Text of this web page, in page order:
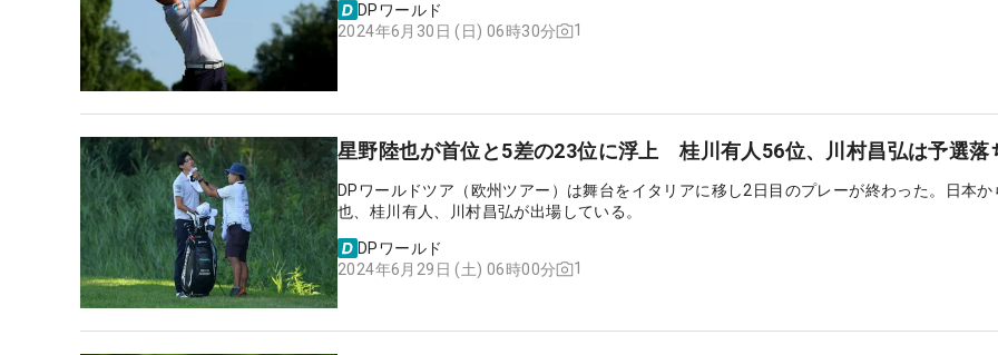
DPワールド
2024年6月30日 (日) 06時30分
1
星野陸也が首位と5差の23位に浮上 桂川有人56位、川村昌弘は予選落
DPワールドツア（欧州ツアー）は舞台をイタリアに移し2日目のプレーが終わった。日本か
也、桂川有人、川村昌弘が出場している。
DPワールド
2024年6月29日 (土) 06時00分
1